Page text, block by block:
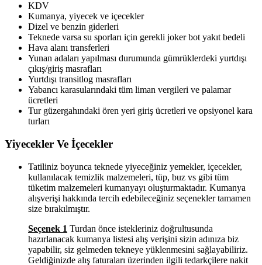
KDV
Kumanya, yiyecek ve içecekler
Dizel ve benzin giderleri
Teknede varsa su sporları için gerekli joker bot yakıt bedeli
Hava alanı transferleri
Yunan adaları yapılması durumunda gümrüklerdeki yurtdışı
çıkış/giriş masrafları
Yurtdışı transitlog masrafları
Yabancı karasularındaki tüm liman vergileri ve palamar
ücretleri
Tur güzergahındaki ören yeri giriş ücretleri ve opsiyonel kara
turları
Yiyecekler Ve İçecekler
Tatiliniz boyunca teknede yiyeceğiniz yemekler, içecekler,
kullanılacak temizlik malzemeleri, tüp, buz vs gibi tüm
tüketim malzemeleri kumanyayı oluşturmaktadır. Kumanya
alışverişi hakkında tercih edebileceğiniz seçenekler tamamen
size bırakılmıştır.
Seçenek 1 Turdan önce istekleriniz doğrultusunda
hazırlanacak kumanya listesi alış verişini sizin adınıza biz
yapabilir, siz gelmeden tekneye yüklenmesini sağlayabiliriz.
Geldiğinizde alış faturaları üzerinden ilgili tedarkçilere nakit